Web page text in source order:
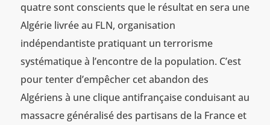
quatre sont conscients que le résultat en sera une
Algérie livrée au FLN, organisation
indépendantiste pratiquant un terrorisme
systématique à l’encontre de la population. C’est
pour tenter d’empêcher cet abandon des
Algériens à une clique antifrançaise conduisant au
massacre généralisé des partisans de la France et